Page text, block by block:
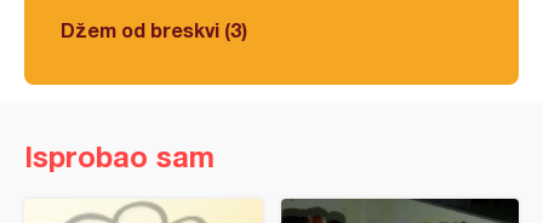
Džem od breskvi (3)
Isprobao sam